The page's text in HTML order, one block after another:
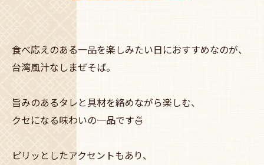
食べ応えのある一品を楽しみたい日におすすめなのが、
台湾風汁なしまぜそば。
旨みのあるタレと具材を絡めながら楽しむ、
クセになる味わいの一品です🍜
ピリッとしたアクセントもあり、